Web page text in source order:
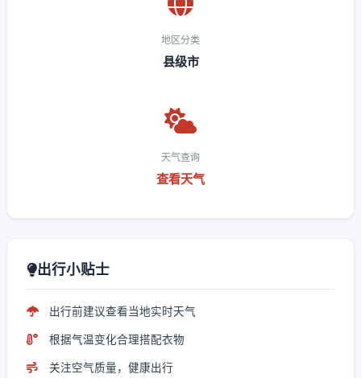
地区分类
县级市
天气查询
查看天气
出行小贴士
出行前建议查看当地实时天气
根据气温变化合理搭配衣物
关注空气质量，健康出行